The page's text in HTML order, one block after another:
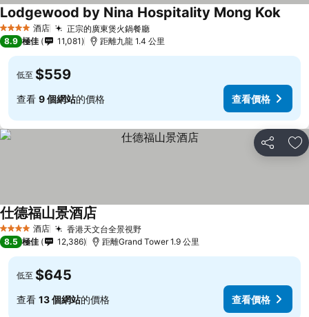
4 星級 酒店 正宗的廣東煲火鍋餐廳
Lodgewood by Nina Hospitality Mong Kok
8.9 極佳 11,081 距離九龍 1.4 公里
低至 $559
查看 9 個網站的價格 查看價格
分享 放
4 星級 酒店 香港天文台全景視野
仕德福山景酒店
8.5 極佳 12,386 距離Grand Tower 1.9 公里
低至 $645
查看 13 個網站的價格 查看價格